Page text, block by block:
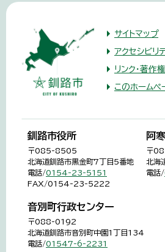
サイトマップ
アクセシビリ
リンク・著作
このホームペ
釧路市役所
〒085-8505
北海道釧路市黒金町7丁目5番地
電話/0154-23-5151
FAX/0154-23-5222
阿
〒
北海
電話/
音別町行政センター
〒088-0192
北海道釧路市音別町中園1丁目134
電話/01547-6-2231